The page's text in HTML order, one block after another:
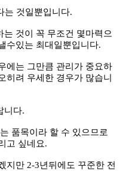
는 것일뿐입니다.
것이 꼭 무조건 몇마력으
수있는 최대일뿐입니다.
에는 그만큼 관리가 중요하
히려 우세한 경우가 많습니
니다.
품목이라 할 수 있으므로
고 싶네요.
지만 2-3년뒤에도 꾸준한 전